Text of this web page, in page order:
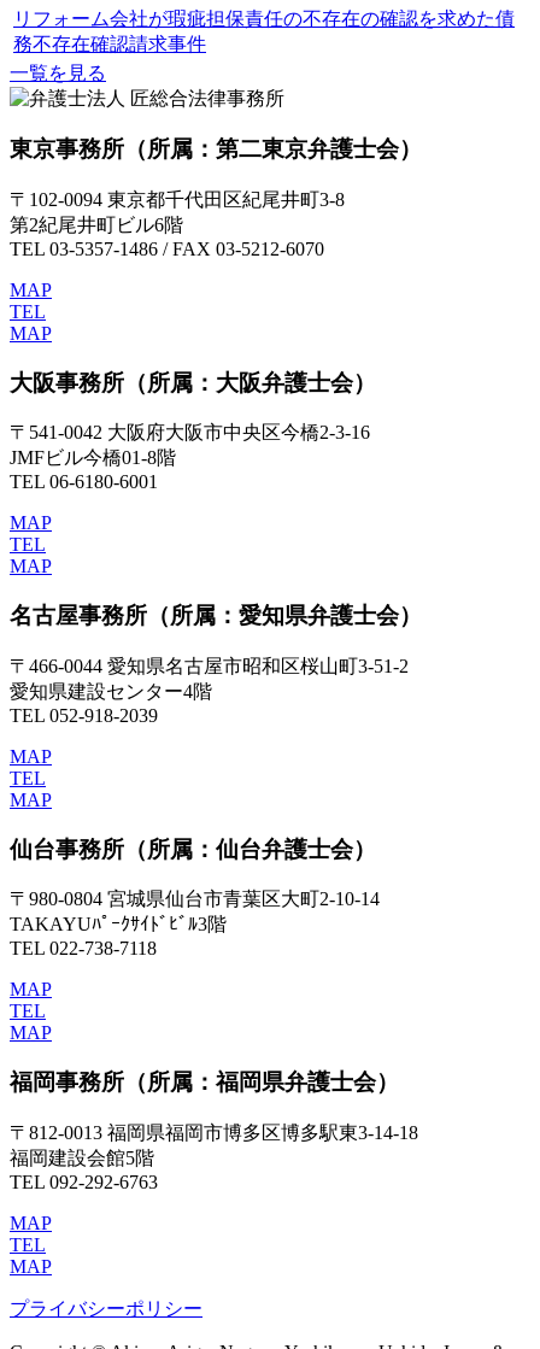
リフォーム会社が瑕疵担保責任の不存在の確認を求めた債
務不存在確認請求事件
一覧を見る
東京事務所 （所属：第二東京弁護士会）
〒102-0094 東京都千代田区紀尾井町3-8
第2紀尾井町ビル6階
TEL 03-5357-1486 / FAX 03-5212-6070
MAP
TEL
MAP
大阪事務所 （所属：大阪弁護士会）
〒541-0042 大阪府大阪市中央区今橋2-3-16
JMFビル今橋01-8階
TEL 06-6180-6001
MAP
TEL
MAP
名古屋事務所 （所属：愛知県弁護士会）
〒466-0044 愛知県名古屋市昭和区桜山町3-51-2
愛知県建設センター4階
TEL 052-918-2039
MAP
TEL
MAP
仙台事務所 （所属：仙台弁護士会）
〒980-0804 宮城県仙台市青葉区大町2-10-14
TAKAYUﾊﾟｰｸｻｲﾄﾞﾋﾞﾙ3階
TEL 022-738-7118
MAP
TEL
MAP
福岡事務所 （所属：福岡県弁護士会）
〒812-0013 福岡県福岡市博多区博多駅東3-14-18
福岡建設会館5階
TEL 092-292-6763
MAP
TEL
MAP
プライバシーポリシー